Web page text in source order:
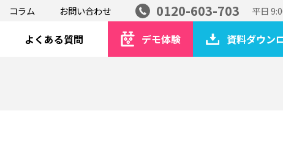
コラム お問い合わせ 0120-603-703 平日
デモ体験 資料ダウン
よくある質問